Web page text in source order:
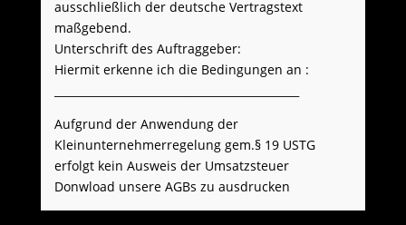
ausschließlich der deutsche Vertragstext
maßgebend.
Unterschrift des Auftraggeber:
Hiermit erkenne ich die Bedingungen an :
Aufgrund der Anwendung der
Kleinunternehmerregelung gem.§ 19 USTG
erfolgt kein Ausweis der Umsatzsteuer
Donwload unsere AGBs zu ausdrucken